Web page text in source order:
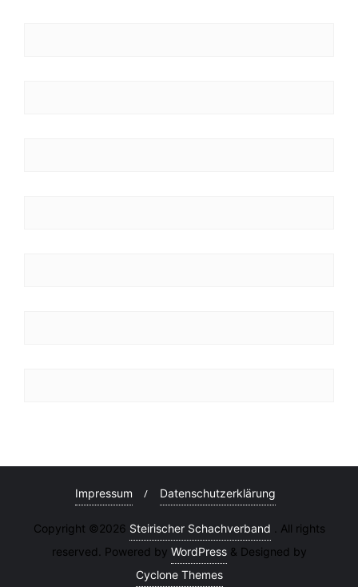
Impressum Datenschutzerklärung
Copyright ©2026 Steirischer Schachverband . All rights
reserved. Powered by WordPress & Designed by
Cyclone Themes